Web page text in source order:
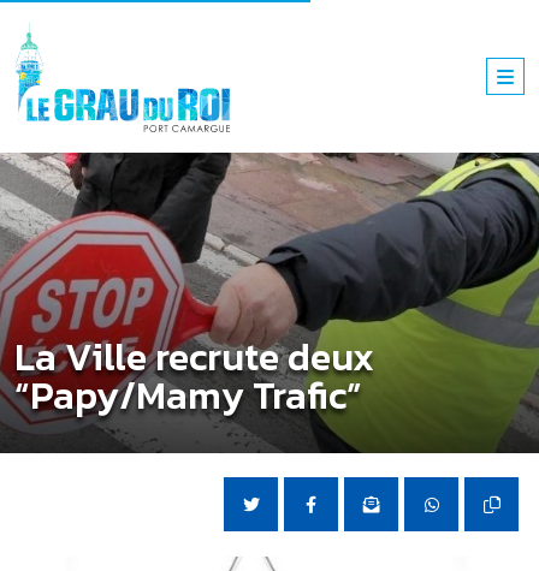
La Ville recrute deux
“Papy/Mamy Trafic”